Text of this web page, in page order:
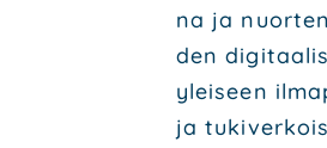
na ja
den
ylei­seen
ja